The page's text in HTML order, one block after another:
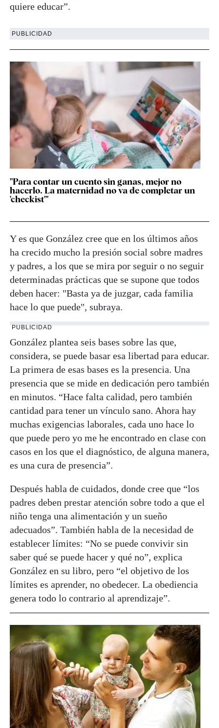
quiere educar”.
PUBLICIDAD
"Para contar un cuento sin ganas, mejor no
hacerlo. La maternidad no va de completar un
'checkist'"
Y es que González cree que en los últimos años
ha crecido mucho la presión social sobre madres
y padres, a los que se mira por seguir o no seguir
determinadas prácticas que se supone que todos
deben hacer: "Basta ya de juzgar, cada familia
hace lo que puede", subraya.
PUBLICIDAD
González plantea seis bases sobre las que,
considera, se puede basar esa libertad para educar.
La primera de esas bases es la presencia. Una
presencia que se mide en dedicación pero también
en minutos. “Hace falta calidad, pero también
cantidad para tener un vínculo sano. Ahora hay
muchas exigencias laborales, cada uno hace lo
que puede pero yo me he encontrado en clase con
casos en los que el diagnóstico, de alguna manera,
es una cura de presencia”.
Después habla de cuidados, donde cree que “los
padres deben prestar atención sobre todo a que el
niño tenga una alimentación y un sueño
adecuados”. También habla de la necesidad de
establecer límites: “No se puede convivir sin
saber qué se puede hacer y qué no”, explica
González en su libro, pero “el objetivo de los
límites es aprender, no obedecer. La obediencia
genera todo lo contrario al aprendizaje”.